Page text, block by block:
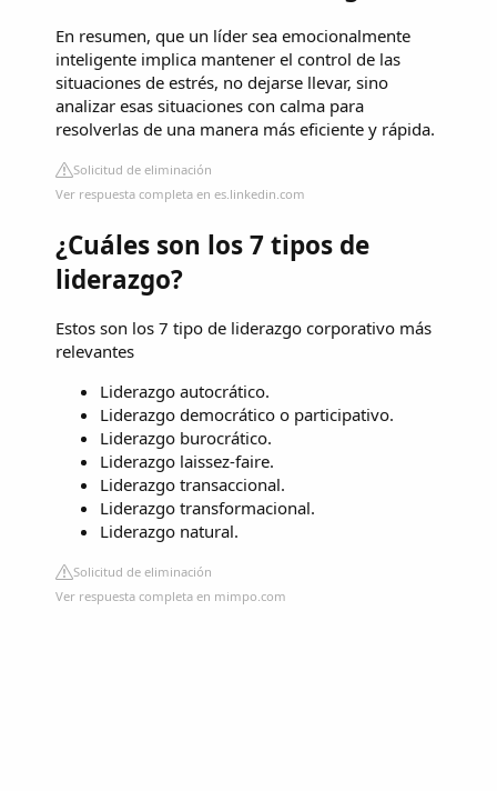
En resumen, que un líder sea emocionalmente
inteligente implica mantener el control de las
situaciones de estrés, no dejarse llevar, sino
analizar esas situaciones con calma para
resolverlas de una manera más eficiente y rápida.
Solicitud de eliminación
Ver respuesta completa en es.linkedin.com
¿Cuáles son los 7 tipos de
liderazgo?
Estos son los 7 tipo de liderazgo corporativo más
relevantes
Liderazgo autocrático.
Liderazgo democrático o participativo.
Liderazgo burocrático.
Liderazgo laissez-faire.
Liderazgo transaccional.
Liderazgo transformacional.
Liderazgo natural.
Solicitud de eliminación
Ver respuesta completa en mimpo.com